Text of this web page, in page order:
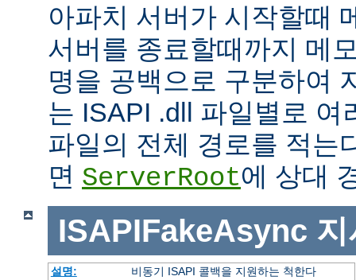
아파치 서버가 시작할때
서버를 종료할때까지 메
명을 공백으로 구분하여
는 ISAPI .dll 파일별로 여
파일의 전체 경로를 적는
면 ServerRoot에 상대
ISAPIFakeAsync 지
설명:
비동기 ISAPI 콜백을 지원하는 척한다